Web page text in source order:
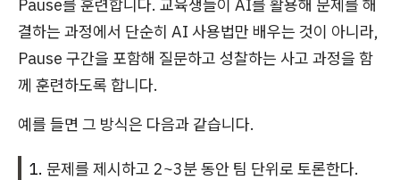
Pause를 훈련합니다. 교육생들이 AI를 활용해 문제를 해
결하는 과정에서 단순히 AI 사용법만 배우는 것이 아니라,
Pause 구간을 포함해 질문하고 성찰하는 사고 과정을 함
께 훈련하도록 합니다.
예를 들면 그 방식은 다음과 같습니다.
문제를 제시하고 2~3분 동안 팀 단위로 토론한다.